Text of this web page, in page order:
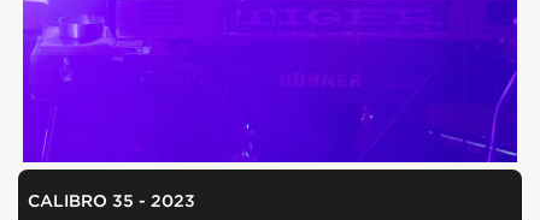
CALIBRO 35 - 2023